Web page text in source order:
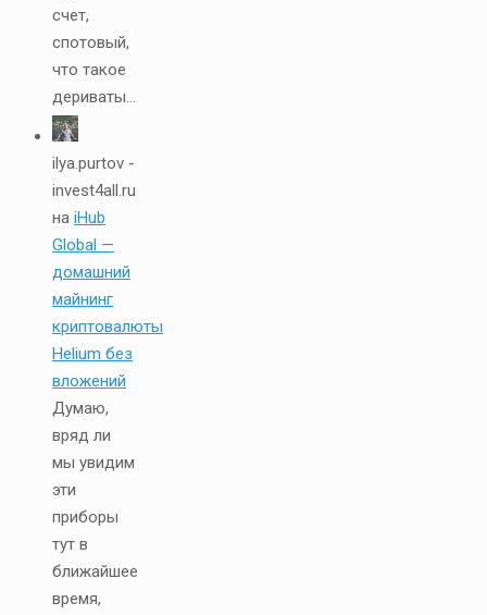
счет,
спотовый,
что такое
дериваты...
ilya.purtov -
invest4all.ru
на iHub
Global —
домашний
майнинг
криптовалюты
Helium без
вложений
Думаю,
вряд ли
мы увидим
эти
приборы
тут в
ближайшее
время,